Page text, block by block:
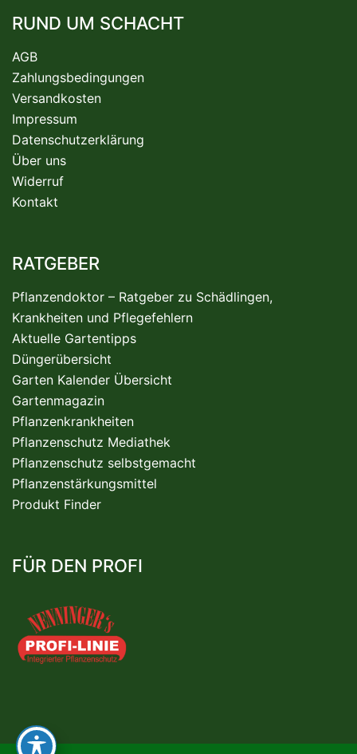
RUND UM SCHACHT
AGB
Zahlungsbedingungen
Versandkosten
Impressum
Datenschutzerklärung
Über uns
Widerruf
Kontakt
RATGEBER
Pflanzendoktor – Ratgeber zu Schädlingen,
Krankheiten und Pflegefehlern
Aktuelle Gartentipps
Düngerübersicht
Garten Kalender Übersicht
Gartenmagazin
Pflanzenkrankheiten
Pflanzenschutz Mediathek
Pflanzenschutz selbstgemacht
Pflanzenstärkungsmittel
Produkt Finder
FÜR DEN PROFI